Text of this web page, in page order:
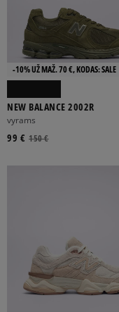
-10% UŽ MAŽ. 70 €, KODAS: SALE
NEW BALANCE 2002R
vyrams
150 €
99 €